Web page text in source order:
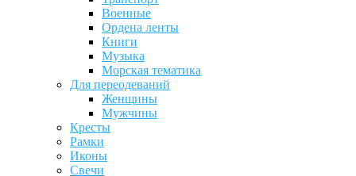
Военные
Ордена ленты
Книги
Музыка
Морская тематика
Для переодеваний
Женщины
Мужчины
Кресты
Рамки
Иконы
Свечи